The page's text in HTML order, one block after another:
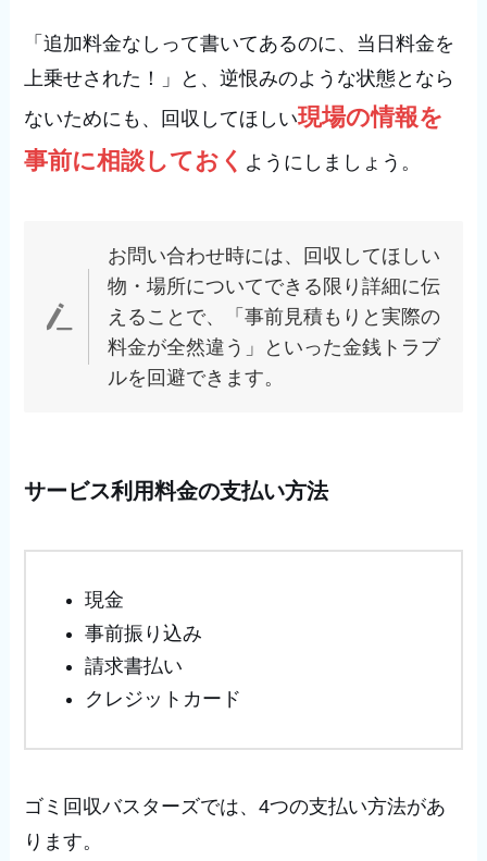
「追加料金なしって書いてあるのに、当日料金を
上乗せされた！」と、逆恨みのような状態となら
ないためにも、回収してほしい現場の情報を
事前に相談しておく ようにしましょう。
お問い合わせ時には、回収してほしい
物・場所についてできる限り詳細に伝
えることで、「事前見積もりと実際の
料金が全然違う」といった金銭トラブ
ルを回避できます。
サービス利用料金の支払い方法
現金
事前振り込み
請求書払い
クレジットカード
ゴミ回収バスターズでは、4つの支払い方法があ
ります。